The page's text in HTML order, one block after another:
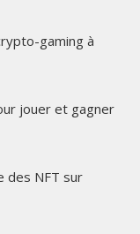
gaming à
jouer et gagner
des NFT sur